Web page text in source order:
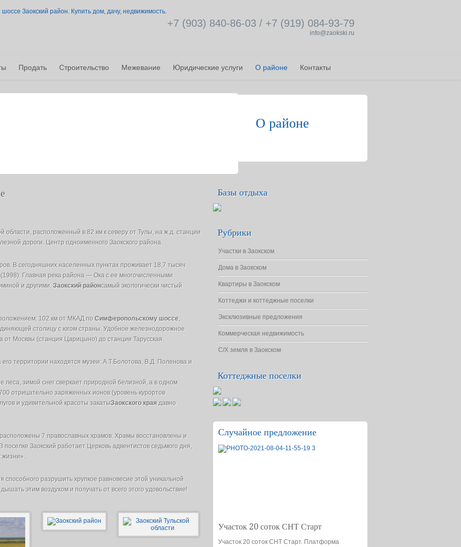
+7 (903) 840-86-03 / +7 (919) 084-93-79
info@zaokski.ru
Продать Строительство Межевание Юридические услуги О районе Контакты
О районе
области, расположенный в 82 км к северу от Тулы, на ж.д. станции
дороги. Центр одно­именного Заокского района.
В сегодняшних населенных пунктах проживает 18,7 тысяч
(1998). Главная река района — Ока с ее многочисленными
и другими. Заокский районсамый экологически чистый
102 км от МКАД по Симферопольскому шоссе,
столицу с югом страны. Удобное железнодорожное
Москвы (станция Царицыно) до станции Тарусская.
территории находятся музеи: А.Т.Болотова, В.Д. Поленова и
зимой снег сверкает природной белизной, а в одном
отрицательно заряженных ионов (уровень курортов
и удивительной красоты закатыЗаокского края давно
7 православных храмов. Храмы восстановлены и
Заокский работает Церковь адвентистов седьмого дня,
жизни».
разрушить хрупкое равновесие этой уникальной
этим воздухом и получать от всего этого удовольствие!
Базы отдыха
Рубрики
Участки в Заокском
Дома в Заокском
Квартиры в Заокском
Коттеджи и коттеджные поселки
Эксклюзивные предложения
Коммерческая недвижимость
С/Х земля в Заокском
Коттеджные поселки
Случайное предложение
Участок 20 соток СНТ Старт
Участок 20 соток СНТ Старт. Платформа